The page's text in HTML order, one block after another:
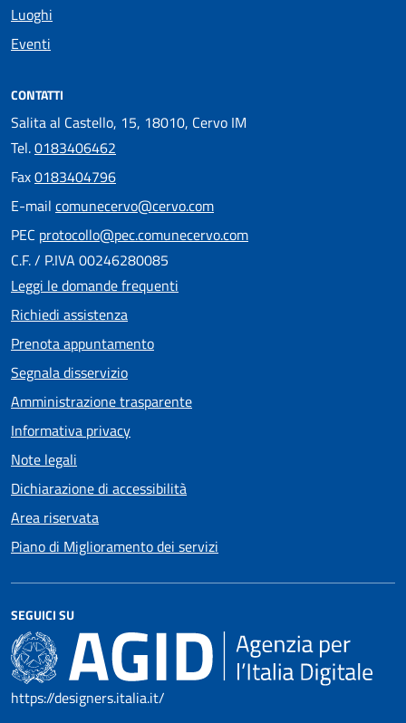
Luoghi
Eventi
CONTATTI
Salita al Castello, 15, 18010, Cervo IM
Tel.0183406462
Fax0183404796
E-mail comunecervo@cervo.com
PEC protocollo@pec.comunecervo.com
C.F. / P.IVA 00246280085
Leggi le domande frequenti
Richiedi assistenza
Prenota appuntamento
Segnala disservizio
Amministrazione trasparente
Informativa privacy
Note legali
Dichiarazione di accessibilità
Area riservata
Piano di Miglioramento dei servizi
SEGUICI SU
https://designers.italia.it/